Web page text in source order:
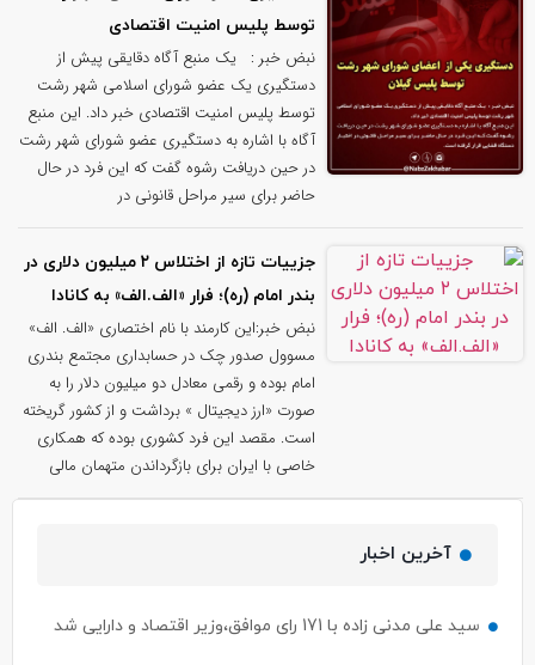
توسط پلیس امنیت اقتصادی
نبض خبر : یک منبع آگاه دقایقی پیش از
دستگیری یک عضو شورای اسلامی شهر رشت
توسط پلیس امنیت اقتصادی خبر داد. این منبع
آگاه با اشاره به دستگیری عضو شورای شهر رشت
در حین دریافت رشوه گفت که این فرد در حال
حاضر برای سیر مراحل قانونی در
جزییات تازه از اختلاس ۲ میلیون دلاری در
بندر امام (ره)؛ فرار «الف.الف» به کانادا
نبض خبر:این کارمند با نام اختصاری «الف. الف»
مسوول صدور چک در حسابداری مجتمع بندری
امام بوده و رقمی معادل دو میلیون دلار را به
صورت «ارز دیجیتال » برداشت و از کشور گریخته
است. مقصد این فرد کشوری بوده که همکاری
خاصی با ایران برای بازگرداندن متهمان مالی
آخرین اخبار
سید علی مدنی زاده با 171 رای موافق،وزیر اقتصاد و دارایی شد